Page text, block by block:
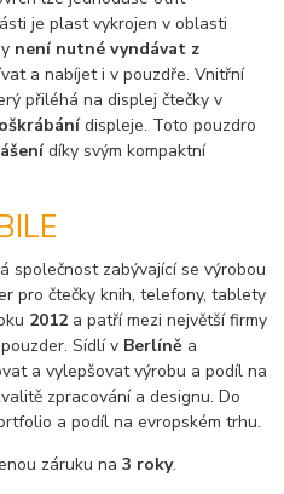
je plast vykrojen v oblasti
není nutné vyndávat z
a nabíjet i v pouzdře. Vnitřní
přiléhá na displej čtečky v
displeje. Toto pouzdro
díky svým kompaktní
společnost zabývající se výrobou
pro čtečky knih, telefony, tablety
2012 a patří mezi největší firmy
Sídlí v Berlíně a
a vylepšovat výrobu a podíl na
zpracování a designu. Do
a podíl na evropském trhu.
záruku na3 roky.